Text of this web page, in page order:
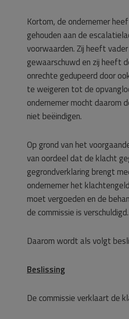
Kortom, de ondernemer
gehouden aan de
voorwaarden. Zij heeft
gewaarschuwd en zij heeft
onrechte gedupeerd door
te weigeren tot de
ondernemer mocht daarom
niet beëindigen.
Op grond van het
van oordeel dat de klacht
gegrondverklaring brengt
ondernemer het
moet vergoeden en de
de commissie is verschuldigd.
Daarom wordt als volgt
Beslissing
De commissie verklaart de